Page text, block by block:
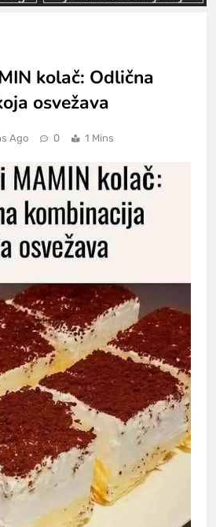
kolač: Odlična
osvežava
Ago 0 1 Mins